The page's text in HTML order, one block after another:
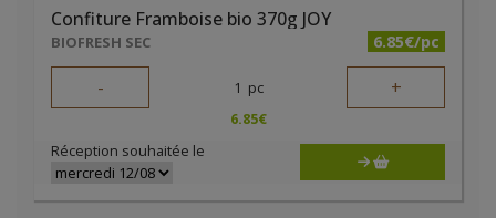
Confiture Framboise bio 370g JOY
BIOFRESH SEC 6.85€/pc
- 1 pc +
6.85€
Réception souhaitée le